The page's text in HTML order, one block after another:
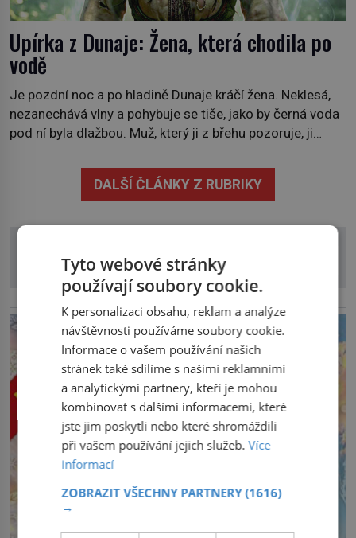
Upírka z Dunaje: Žena, která chodila po
vodě
Je pozdní noc a po hladině Dunaje kráčí žena. Neklesá,
nezanechává vlny a pohybuje se tiše, jako by černá voda
pod ní byla dlažbou. Muž, který ji z břehu pozoruje, ji
mrtvá celé století. Vesnice Kisiljevo v severovýchodním
Srbsku má s upíry nevyřízené účty. […]
DALŠÍ ČLÁNKY Z RUBRIKY
Tyto webové stránky
používají soubory cookie.
K personalizaci obsahu, reklam a analýze
návštěvnosti používáme soubory cookie.
Informace o vašem používání našich
stránek také sdílíme s našimi reklamními
a analytickými partnery, kteří je mohou
kombinovat s dalšími informacemi, které
jste jim poskytli nebo které shromáždili
při vašem používání jejich služeb.Více
informací
ZOBRAZIT VŠECHNY PARTNERY(1616)
→